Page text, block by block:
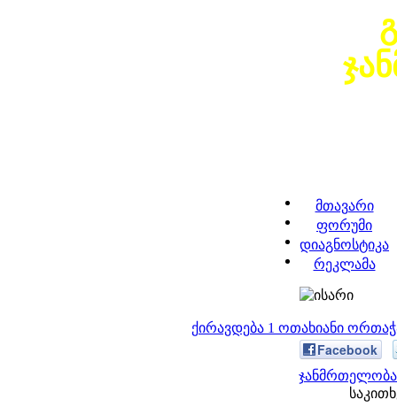
მთავარი
ფორუმი
დიაგნოსტიკა
რეკლამა
ქირავდება 1 ოთახიანი
Facebook
ჯანმრთელობა